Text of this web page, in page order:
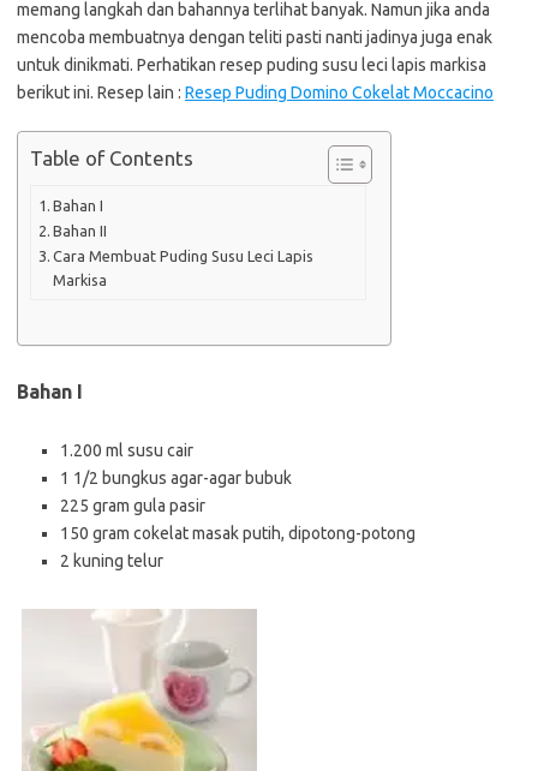
memang langkah dan bahannya terlihat banyak. Namun jika anda
mencoba membuatnya dengan teliti pasti nanti jadinya juga enak
untuk dinikmati. Perhatikan resep puding susu leci lapis markisa
berikut ini. Resep lain : Resep Puding Domino Cokelat Moccacino
Table of Contents
Bahan I
Bahan II
Cara Membuat Puding Susu Leci Lapis
Markisa
Bahan I
1.200 ml susu cair
1 1/2 bungkus agar-agar bubuk
225 gram gula pasir
150 gram cokelat masak putih, dipotong-potong
2 kuning telur